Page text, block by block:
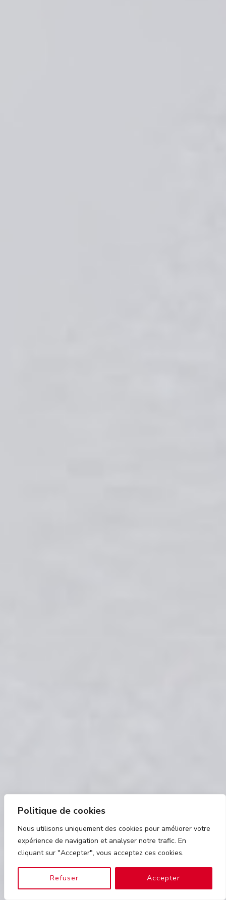
Politique de cookies
Nous utilisons uniquement des cookies pour améliorer votre
expérience de navigation et analyser notre trafic. En
cliquant sur "Accepter", vous acceptez ces cookies.
Refuser Accepter